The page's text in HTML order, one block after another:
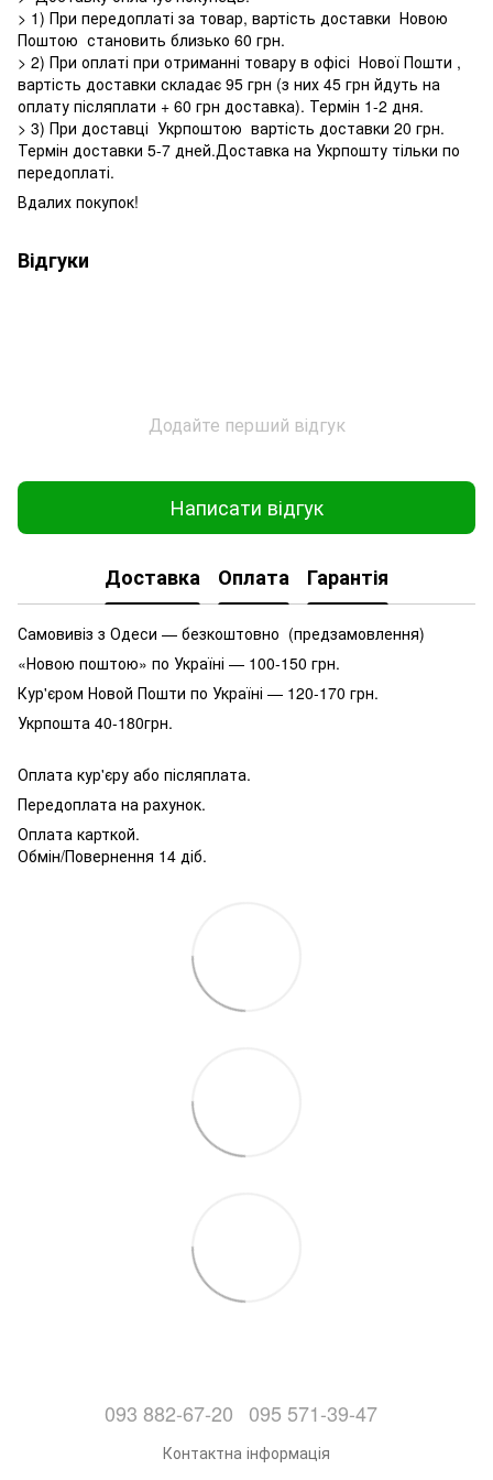
> 1) При передоплаті за товар, вартість доставки Новою
Поштою становить близько 60 грн.
> 2) При оплаті при отриманні товару в офісі Нової Пошти ,
вартість доставки складає 95 грн (з них 45 грн йдуть на
оплату післяплати + 60 грн доставка). Термін 1-2 дня.
> 3) При доставці Укрпоштою вартість доставки 20 грн.
Термін доставки 5-7 дней.Доставка на Укрпошту тільки по
передоплаті.
Вдалих покупок!
Відгуки
Додайте перший відгук
Написати відгук
Доставка Оплата Гарантія
Самовивіз з Одеси — безкоштовно (предзамовлення)
«Новою поштою» по Україні — 100-150 грн.
Кур'єром Новой Пошти по Україні — 120-170 грн.
Укрпошта 40-180грн.
Оплата кур'єру або післяплата.
Передоплата на рахунок.
Оплата карткой.
Обмін/Повернення 14 діб.
093 882-67-20 095 571-39-47
Контактна інформація